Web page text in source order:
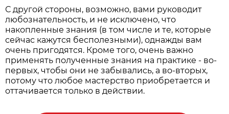
С другой стороны, возможно, вами руководит
любознательность, и не исключено, что
накопленные знания (в том числе и те, которые
сейчас кажутся бесполезными), однажды вам
очень пригодятся. Кроме того, очень важно
применять полученные знания на практике - во-
первых, чтобы они не забывались, а во-вторых,
потому что любое мастерство приобретается и
оттачивается только в действии.